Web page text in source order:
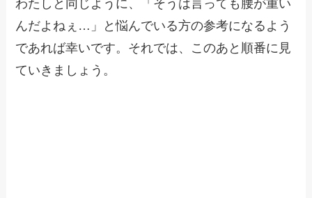
わたしと同じように、「そうは言っても腰が重い
んだよねぇ…」と悩んでいる方の参考になるよう
であれば幸いです。それでは、このあと順番に見
ていきましょう。